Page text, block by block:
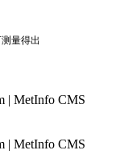
量得出